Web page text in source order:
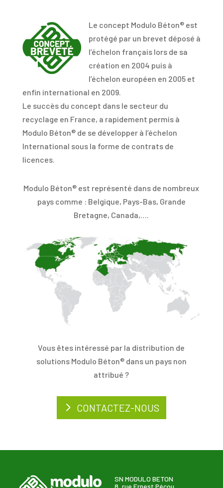
Le concept Modulo Béton® est
protégé par un brevet déposé à
l’échelon français lors de sa
création en 2004 puis à
l’échelon européen en 2005 et
enfin international en 2009.
Le succès du concept dans le secteur du
recyclage en France, a rapidement permis à
Modulo Béton® de se développer à l’échelon
International sous la forme de contrats de
licences.
Modulo Béton® est représenté dans de nombreux
pays comme : Belgique, Pays-Bas, Grande
Bretagne, Canada,….
Vous êtes intéressé par la distribution de
solutions Modulo Béton® dans un pays non
attribué ?
CONTACTEZ-NOUS
SN MODULO BETON
8, rue Ernest Pécou